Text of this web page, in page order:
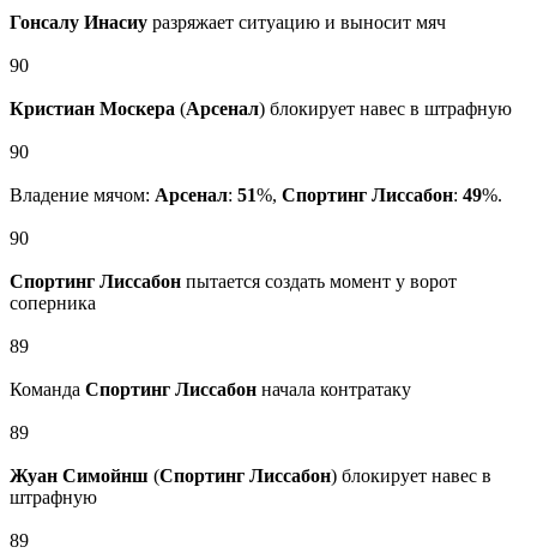
Гонсалу Инасиу разряжает ситуацию и выносит мяч
90
Кристиан Москера (Арсенал) блокирует навес в штрафную
90
Владение мячом: Арсенал: 51%, Спортинг Лиссабон: 49%.
90
Спортинг Лиссабон пытается создать момент у ворот
соперника
89
Команда Спортинг Лиссабон начала контратаку
89
Жуан Симойнш (Спортинг Лиссабон) блокирует навес в
штрафную
89